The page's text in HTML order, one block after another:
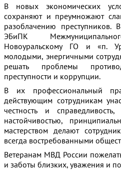
В новых экономических
сохраняют и преумножают
разоблачению преступников.
ЭБиПК
Новоуральскому ГО и «п.
молодыми, энергичными
решать проблемы
преступности и коррупции.
В их профессиональный
действующим сотрудникам
честность и
настойчивостью,
мастерством делают
всегда востребованными
Ветеранам МВД России
и заботы близких, уважения и